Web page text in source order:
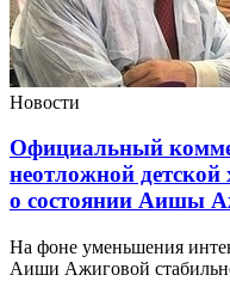
Новости
Официальный
неотложной
о состоянии Аишы
На фоне уменьшения
Аиши Ажиговой